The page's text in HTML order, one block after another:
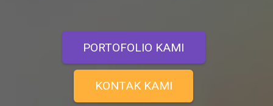
PORTOFOLIO KAMI
KONTAK KAMI